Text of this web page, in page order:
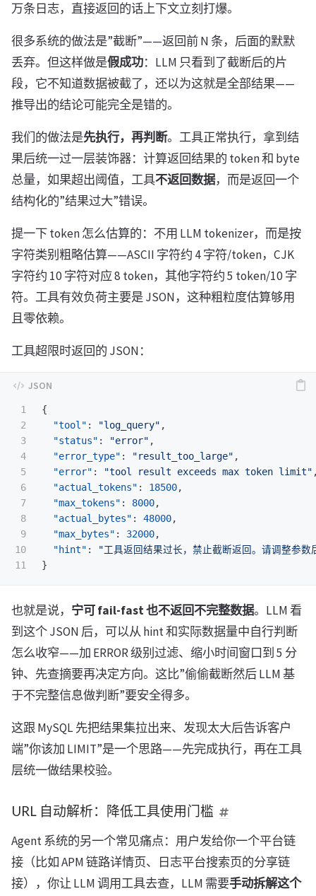
万条日志，直接返回的话上下文立刻打爆。
很多系统的做法是”截断”——返回前 N 条，后面的默默
丢弃。但这样做是假成功：LLM 只看到了截断后的片
段，它不知道数据被截了，还以为这就是全部结果——
推导出的结论可能完全是错的。
我们的做法是先执行，再判断。工具正常执行，拿到结
果后统一过一层装饰器：计算返回结果的 token 和 byte
总量，如果超出阈值，工具不返回数据，而是返回一个
结构化的”结果过大”错误。
提一下 token 怎么估算的：不用 LLM tokenizer，而是按
字符类别粗略估算——ASCII 字符约 4 字符/token，CJK
字符约 10 字符对应 8 token，其他字符约 5 token/10 字
符。工具有效负荷主要是 JSON，这种粗粒度估算够用
且零依赖。
工具超限时返回的 JSON：
1
2
3
4
5
6
7
8
9
10
{
"tool" : "log_query" ,
"status" : "error" ,
"error_type" : "result_too_large" ,
"error" : "tool result exceeds max token limit"
"actual_tokens" : 18500,
"max_tokens" : 8000,
"actual_bytes" : 48000,
"max_bytes" : 32000,
"hint" :
"工具返回结果过长，禁止截断返回。请调整
}
也就是说， 宁可 fail-fast 也不返回不完整数据。LLM 看
到这个 JSON 后，可以从 hint 和实际数据量中自行判断
怎么收窄——加 ERROR 级别过滤、缩小时间窗口到 5 分
钟、先查摘要再决定方向。这比”偷偷截断然后 LLM 基
于不完整信息做判断”要安全得多。
这跟 MySQL 先把结果集拉出来、发现太大后告诉客户
端”你该加 LIMIT”是一个思路——先完成执行，再在工具
层统一做结果校验。
URL 自动解析：降低工具使用门槛
Agent 系统的另一个常见痛点：用户发给你一个平台链
接（比如 APM 链路详情页、日志平台搜索页的分享链
接），你让 LLM 调用工具去查，LLM 需要手动拆解这个